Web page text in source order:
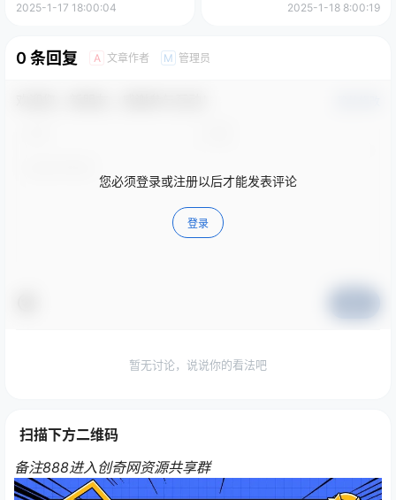
2025-1-17 18:00:04 2025-1-18 8:00:19
0 条回复 A 文章作者 M 管理员
您必须登录或注册以后才能发表评论
登录
暂无讨论，说说你的看法吧
扫描下方二维码
备注888进入创奇网资源共享群